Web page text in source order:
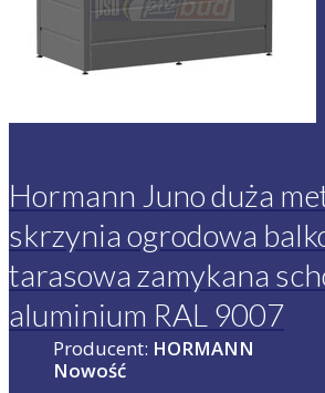
Hormann Juno duża
skrzynia ogrodowa
tarasowa zamykana
aluminium RAL 9007
Producent: HORMANN
Nowość